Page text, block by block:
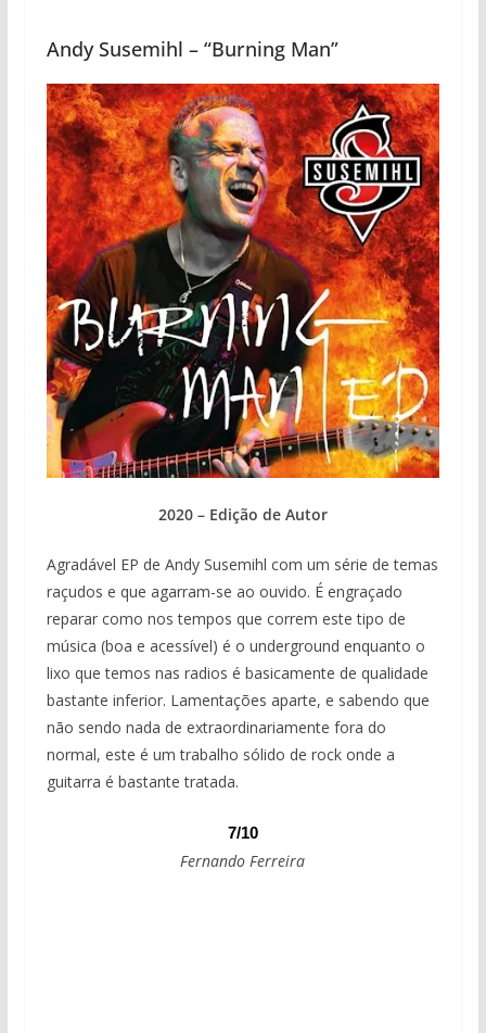
Andy Susemihl – “Burning Man”
2020 – Edição de Autor
Agradável EP de Andy Susemihl com um série de temas
raçudos e que agarram-se ao ouvido. É engraçado
reparar como nos tempos que correm este tipo de
música (boa e acessível) é o underground enquanto o
lixo que temos nas radios é basicamente de qualidade
bastante inferior. Lamentações aparte, e sabendo que
não sendo nada de extraordinariamente fora do
normal, este é um trabalho sólido de rock onde a
guitarra é bastante tratada.
7/10
Fernando Ferreira